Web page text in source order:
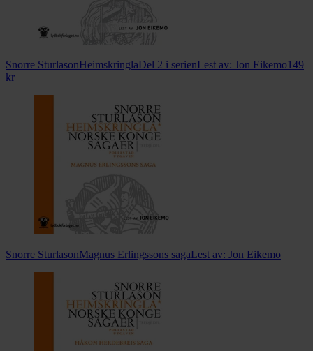
Snorre SturlasonHeimskringlaDel 2 i serienLest av: Jon Eikemo149
kr
Snorre SturlasonMagnus Erlingssons sagaLest av: Jon Eikemo